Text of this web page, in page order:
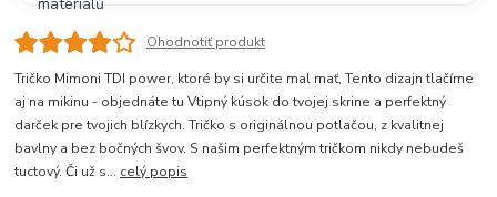
Ohodnotiť produkt
Tričko Mimoni TDI power, ktoré by si určite mal mať, Tento dizajn tlačíme
aj na mikinu - objednáte tu Vtipný kúsok do tvojej skrine a perfektný
darček pre tvojich blízkych. Tričko s originálnou potlačou, z kvalitnej
bavlny a bez bočných švov. S našim perfektným tričkom nikdy nebudeš
tuctový. Či už s... celý popis